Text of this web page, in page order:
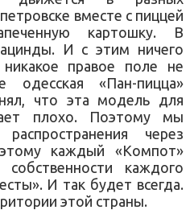
вместе с пиццей
картошку. В
И с этим ничего
правое поле не
одесская «Пан-пицца»
что эта модель для
плохо. Поэтому мы
через
каждый «Компот»
каждого
И так будет всегда.
этой страны.